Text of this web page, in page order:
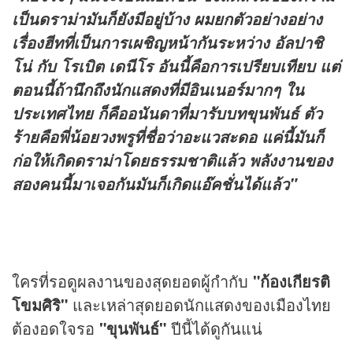
เป็นดราม่ามันก็ยังมีอยู่บ้าง ผมยกตัวอย่างอย่าง
เรื่องฮีทที่เป็นการเผชิญหน้ากันระหว่าง อัลปาชิ
โน่ กับ โรเบิต เดนีโร อันนี้คือการเปรียบเทียบ แต่
ตอนนี้ถ้านึกถึงนักแสดงที่มีอินเนอร์มากๆ ใน
ประเทศไทย ก็คืออนันดาที่มารับบทขุนพันธ์ ตัว
ร้ายคือพี่น้อยวงพรูที่ชื่อว่าอะแวสะดอ แค่นี้มันก็
ก่อให้เกิดดราม่าโดยธรรมชาติแล้ว พลังงานของ
สองคนนี้มาเจอกันมันก็เกิดแอ๊คชั่นได้แล้ว"
ใครที่รอดูผลงานของสุดยอดผู้กำกับ "ก้องเกียรติ
โขมศิริ" และเหล่าสุดยอดนักแสดงของเมืองไทย
ต้องอดใจรอ "ขุนพันธ์" ปีนี้ได้ดูกันแน่